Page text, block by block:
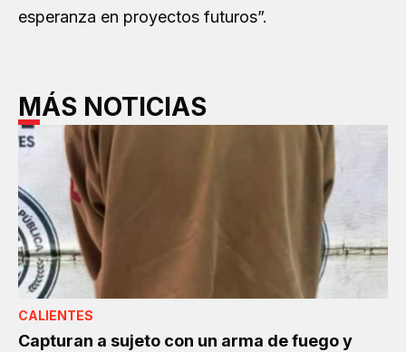
esperanza en proyectos futuros”.
MÁS NOTICIAS
CALIENTES
Capturan a sujeto con un arma de fuego y